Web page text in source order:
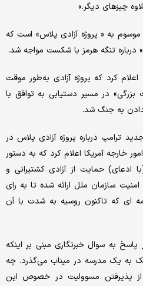
چیزهای دیگر.»
به « پروژه آزادی پلاس» است که
درباره تنگه هرمز با شکست مواجه شد.
کرد که پروژه آزادی به‌طور موقت
در مسیر دستیابی به توافق با
دادن به جنگ شد.
ترامپ درباره پروژه آزادی پلاس در
خارجه آمریکا اعلام کرد که به دستور
حمایت از آزادی کشتیرانی و
سازمان ملل ارائه شده تا به رای
ای که تاکنون روسیه به شدت با آن
به سوال خبرنگاری مبنی بر اینکه
موشک به یک مدرسه در میناب می‌گذرد. چه
پذیرفتن مسوولیت در خصوص این